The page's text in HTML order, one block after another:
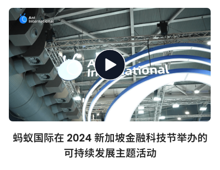
蚂蚁国际在 2024 新加坡金融科技节举办的
可持续发展主题活动